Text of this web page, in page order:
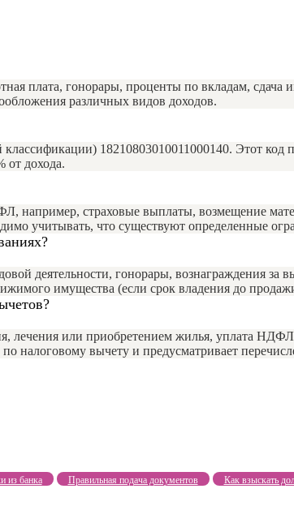
плата, гонорары, проценты по вкладам,
различных видов доходов.
18210803010011000140. Этот
от дохода.
например, страховые выплаты, возмещение
учитывать, что существуют определенные
деятельности, гонорары, вознаграждения за
имущества (если срок владения до
лечения или приобретением жилья, уплата
налоговому вычету и предусматривает
из банка Правильная подача документов Как взыскать